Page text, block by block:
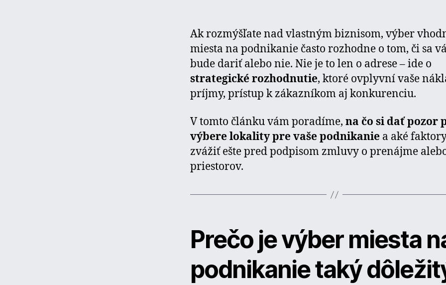
Ak rozmýšľate nad vlastným biznisom, výber
miesta na podnikanie často rozhodne o tom, či sa
bude dariť alebo nie. Nie je to len o adrese – ide o
strategické rozhodnutie, ktoré ovplyvní vaše
príjmy, prístup k zákazníkom aj konkurenciu.
V tomto článku vám poradíme, na čo si dať pozor
výbere lokality pre vaše podnikanie a aké
zvážiť ešte pred podpisom zmluvy o prenájme
priestorov.
Prečo je výber miesta
podnikanie taký